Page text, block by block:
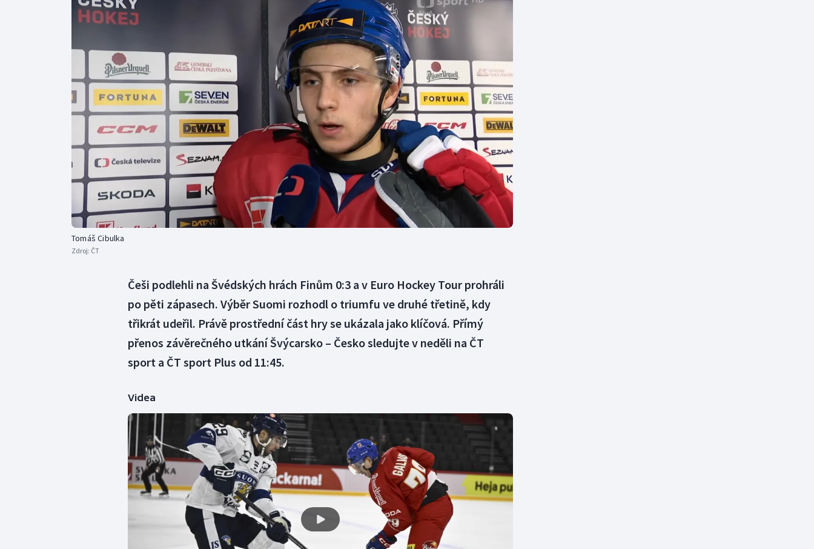
Florbal
Futsal
Golf
Gymnastika
Moderní pětiboj
Motorsport
Olympijské hry
Parasport
Plavání
Plážový volejbal
Triatlon
Veslování
Vodní slalom
Volejbal
Ostatní
Tomáš Cibulka
Zdroj: ČT
Češi podlehli na Švédských hrách Finům 0:3 a v Euro Hockey Tour prohráli
po pěti zápasech. Výběr Suomi rozhodl o triumfu ve druhé třetině, kdy
třikrát udeřil. Právě prostřední část hry se ukázala jako klíčová. Přímý
přenos závěrečného utkání Švýcarsko – Česko sledujte v neděli na ČT
sport a ČT sport Plus od 11:45.
Videa